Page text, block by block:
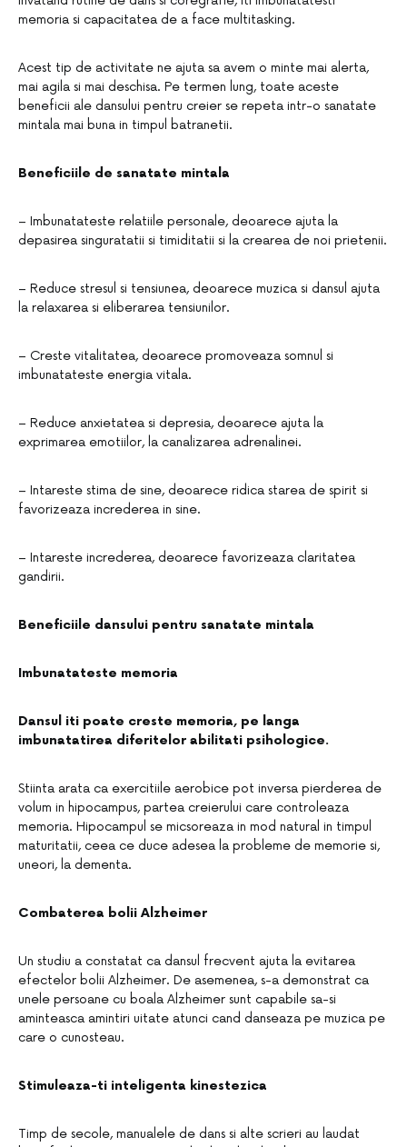
memoria si capacitatea de a face multitasking.
Acest tip de activitate ne ajuta sa avem o minte mai alerta,
mai agila si mai deschisa. Pe termen lung, toate aceste
beneficii ale dansului pentru creier se repeta intr-o sanatate
mintala mai buna in timpul batranetii.
Beneficiile de sanatate mintala
– Imbunatateste relatiile personale, deoarece ajuta la
depasirea singuratatii si timiditatii si la crearea de noi prietenii.
– Reduce stresul si tensiunea, deoarece muzica si dansul ajuta
la relaxarea si eliberarea tensiunilor.
– Creste vitalitatea, deoarece promoveaza somnul si
imbunatateste energia vitala.
– Reduce anxietatea si depresia, deoarece ajuta la
exprimarea emotiilor, la canalizarea adrenalinei.
– Intareste stima de sine, deoarece ridica starea de spirit si
favorizeaza increderea in sine.
– Intareste increderea, deoarece favorizeaza claritatea
gandirii.
Beneficiile dansului pentru sanatate mintala
Imbunatateste memoria
Dansul iti poate creste memoria, pe langa
imbunatatirea diferitelor abilitati psihologice.
Stiinta arata ca exercitiile aerobice pot inversa pierderea de
volum in hipocampus, partea creierului care controleaza
memoria. Hipocampul se micsoreaza in mod natural in timpul
maturitatii, ceea ce duce adesea la probleme de memorie si,
uneori, la dementa.
Combaterea bolii Alzheimer
Un studiu a constatat ca dansul frecvent ajuta la evitarea
efectelor bolii Alzheimer. De asemenea, s-a demonstrat ca
unele persoane cu boala Alzheimer sunt capabile sa-si
aminteasca amintiri uitate atunci cand danseaza pe muzica pe
care o cunosteau.
Stimuleaza-ti inteligenta kinestezica
Timp de secole, manualele de dans si alte scrieri au laudat